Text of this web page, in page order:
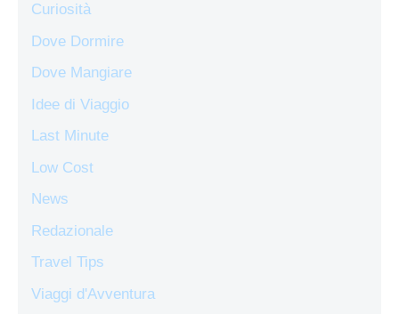
Curiosità
Dove Dormire
Dove Mangiare
Idee di Viaggio
Last Minute
Low Cost
News
Redazionale
Travel Tips
Viaggi d'Avventura